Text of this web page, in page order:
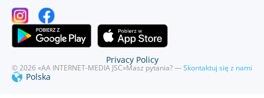
© 2026 «AA INTERNET-MEDIA JSC»Masz pytania? —Skontaktuj się z nami
Polska
Privacy Policy